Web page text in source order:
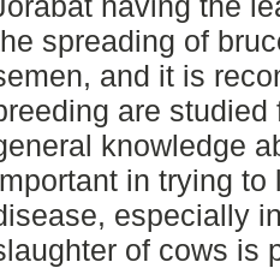
spreading of
and it is
are
knowledge
in trying to
especially
of cows is